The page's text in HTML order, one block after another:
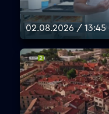
02.08.2026 / 13:45